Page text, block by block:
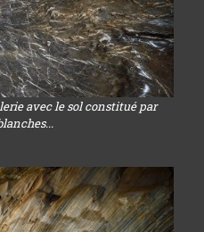
avec le sol constitué par